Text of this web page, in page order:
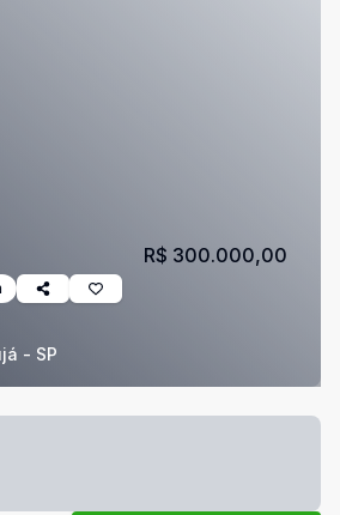
- SP
R$ 300.000,00